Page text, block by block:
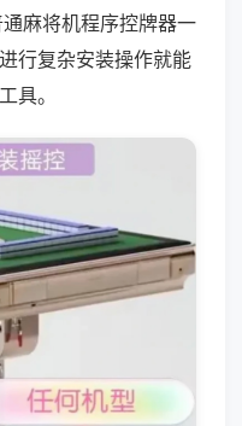
麻将机程序控牌器一
行复杂安装操作就能
具。